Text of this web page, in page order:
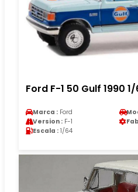
Ford F-1 50 Gulf 1990
Marca : Ford
Version : F-1
Escala : 1/64